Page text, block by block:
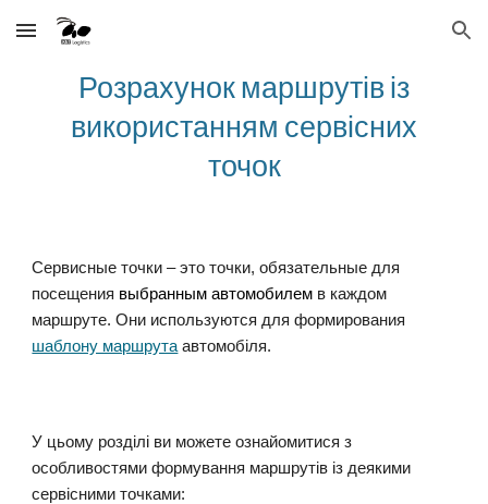
Skip to main content Skip to navigation
Розрахунок маршрутів із
використанням сервісних
точок
Сервисные точки–это точки, обязательные для
посещения выбранным автомобилем в каждом
маршруте. Они используются для формирования
шаблону маршрута автомобіля.
У цьому розділі ви можете ознайомитися з
особливостями формування маршрутів із деякими
сервісними точками: